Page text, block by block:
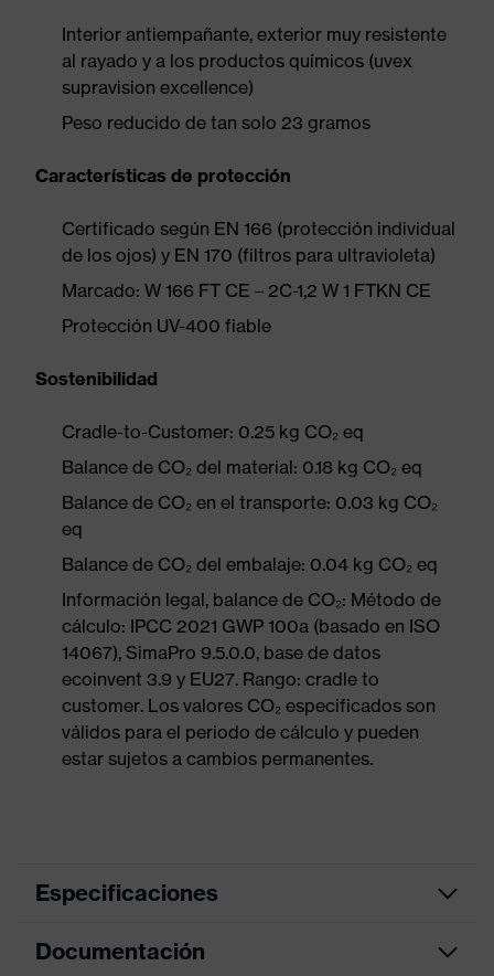
Interior antiempañante, exterior muy resistente
al rayado y a los productos químicos (uvex
supravision excellence)
Peso reducido de tan solo 23 gramos
Características de protección
Certificado según EN 166 (protección individual
de los ojos) y EN 170 (filtros para ultravioleta)
Marcado: W 166 FT CE – 2C-1,2 W 1 FTKN CE
Protección UV-400 fiable
Sostenibilidad
Cradle-to-Customer: 0.25 kg CO₂ eq
Balance de CO₂ del material: 0.18 kg CO₂ eq
Balance de CO₂ en el transporte: 0.03 kg CO₂
eq
Balance de CO₂ del embalaje: 0.04 kg CO₂ eq
Información legal, balance de CO₂: Método de
cálculo: IPCC 2021 GWP 100a (basado en ISO
14067), SimaPro 9.5.0.0, base de datos
ecoinvent 3.9 y EU27. Rango: cradle to
customer. Los valores CO₂ especificados son
válidos para el periodo de cálculo y pueden
estar sujetos a cambios permanentes.
Especificaciones
color de
Documentación